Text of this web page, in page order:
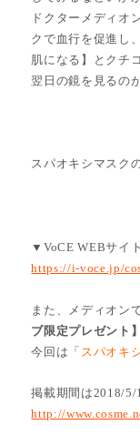
ドクターメディオ
クで血行を促進し
肌になる】とクチ
翌日の鏡を見るの
スパオキシマスク
▼VoCE WEBサイ
https://i-voce.jp/
また、メディオン
ブ限定プレゼント】
今回は「 スパオキ
掲載期間は2018/
http://